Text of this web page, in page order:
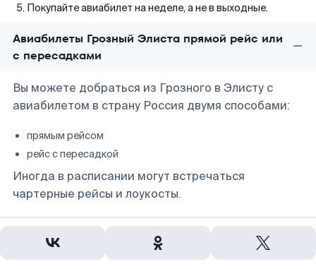
Покупайте авиабилет на неделе, а не в выходные.
Авиабилеты Грозный Элиста прямой рейс или
с пересадками
Вы можете добраться из Грозного в Элисту с
авиабилетом в страну Россия двумя способами:
прямым рейсом
рейс с пересадкой
Иногда в расписании могут встречаться
чартерные рейсы и лоукосты.